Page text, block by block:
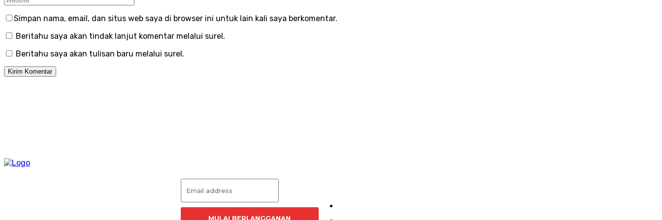
Simpan nama, email, dan situs web saya di browser ini untuk lain kali saya berkomentar.
Beritahu saya akan tindak lanjut komentar melalui surel.
Beritahu saya akan tulisan baru melalui surel.
MULAI BERLANGGANAN